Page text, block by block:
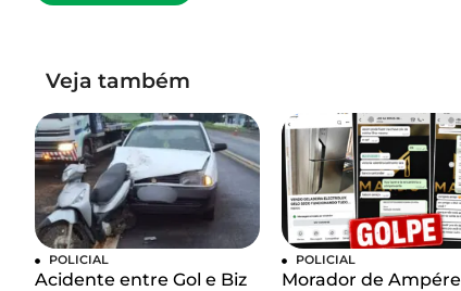
Veja também
POLICIAL
Acidente entre Gol e Biz
POLICIAL
Morador de Ampére